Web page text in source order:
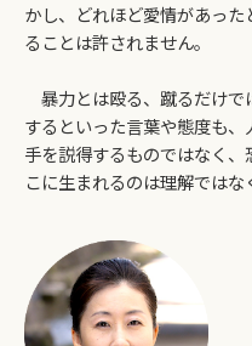
かし、どれほど愛情があっ
ることは許されません。
暴力とは殴る、蹴るだけで
するといった言葉や態度も
手を説得するものではなく
こに生まれるのは理解ではな